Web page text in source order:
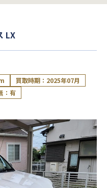
LX
買取時期：2025年07月
：有